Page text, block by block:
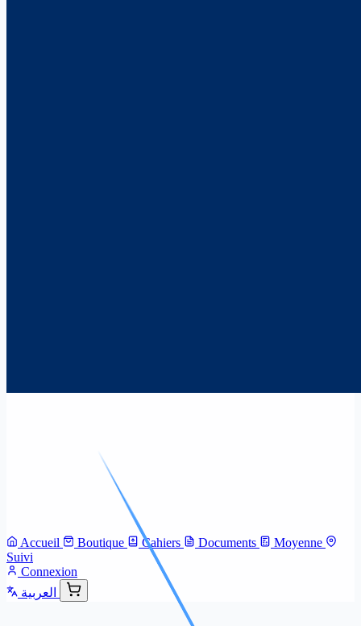
Accueil Boutique Cahiers Documents
Moyenne
Suivi
Connexion
العربية